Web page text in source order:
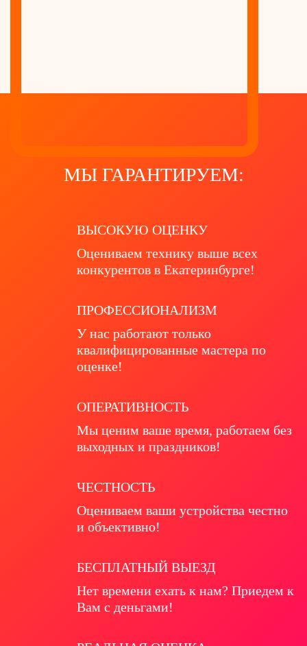
МЫ ГАРАНТИРУЕМ:
ВЫСОКУЮ ОЦЕНКУ
Оцениваем технику выше всех
конкурентов в Екатеринбурге!
ПРОФЕССИОНАЛИЗМ
У нас работают только
квалифицированные мастера по
оценке!
ОПЕРАТИВНОСТЬ
Мы ценим ваше время, работаем без
выходных и праздников!
ЧЕСТНОСТЬ
Оцениваем ваши устройства честно
и объективно!
БЕСПЛАТНЫЙ ВЫЕЗД
Нет времени ехать к нам? Приедем к
Вам с деньгами!